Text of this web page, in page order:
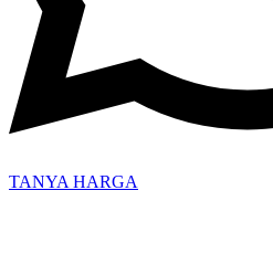
TANYA HARGA